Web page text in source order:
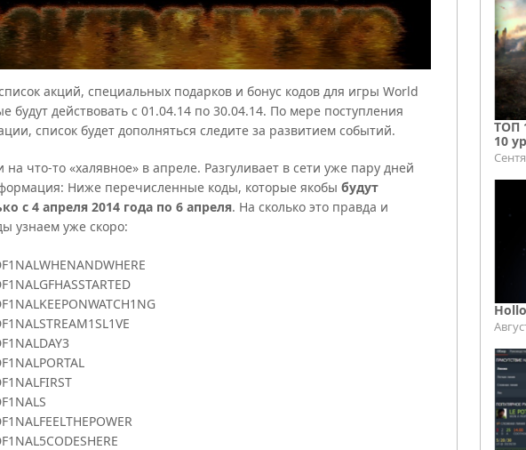
акций, специальных подарков и бонус кодов для игры World
будут действовать с 01.04.14 по 30.04.14. По мере поступления
список будет дополняться следите за развитием событий.
что-то «халявное» в апреле. Разгуливает в сети уже пару дней
Ниже перечисленные коды, которые якобыбудут
с 4 апреля 2014 года по 6 апреля. На сколько это правда и
узнаем уже скоро:
ТОП
10